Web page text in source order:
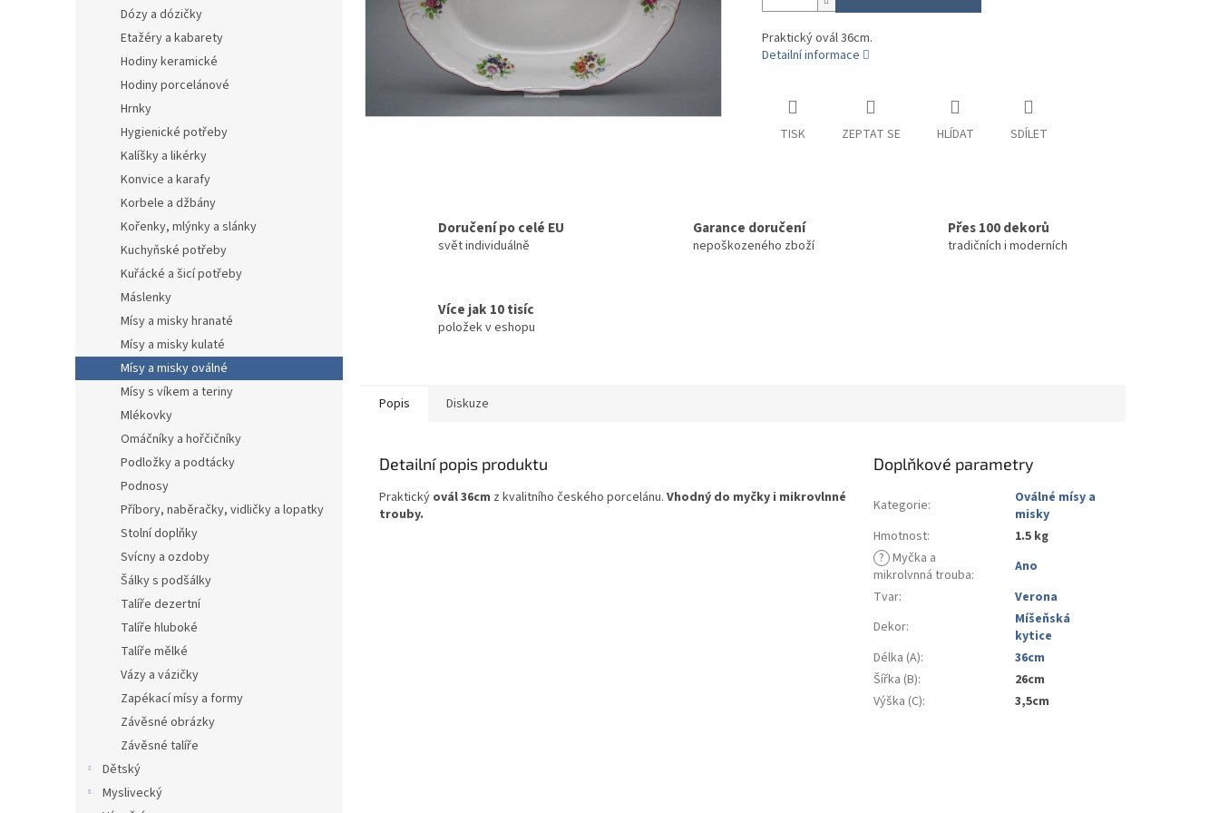
Dózy a dózičky
Etažéry a kabarety
Hodiny keramické
Hodiny porcelánové
Hrnky
Hygienické potřeby
Kalíšky a likérky
Konvice a karafy
Korbele a džbány
Kořenky, mlýnky a slánky
Kuchyňské potřeby
Kuřácké a šicí potřeby
Máslenky
Mísy a misky hranaté
Mísy a misky kulaté
Mísy a misky oválné
Mísy s víkem a teriny
Mlékovky
Omáčníky a hořčičníky
Podložky a podtácky
Podnosy
Příbory, naběračky, vidličky a lopatky
Stolní doplňky
Svícny a ozdoby
Šálky s podšálky
Talíře dezertní
Talíře hluboké
Talíře mělké
Vázy a vázičky
Zapékací mísy a formy
Závěsné obrázky
Závěsné talíře
Dětský
Myslivecký
Praktický ovál 36cm.
Detailní informace
TISK ZEPTAT SE HLÍDAT SDÍLET
Doručení po celé EU
svět individuálně
Garance doručení
nepoškozeného zboží
Přes 100 dekorů
tradičních i moderních
Více jak 10 tisíc
položek v eshopu
Popis Diskuze
Detailní popis produktu
Praktický ovál 36cm z kvalitního českého porcelánu. Vhodný do myčky i mikrovlnné
trouby.
Doplňkové parametry
Kategorie:
Oválné mísy a
misky
Hmotnost:
1.5 kg
? Myčka a
mikrolvnná trouba:
Ano
Tvar:
Verona
Dekor:
Míšeňská
kytice
Délka (A):
36cm
Šířka (B):
26cm
Výška (C): 3,5cm